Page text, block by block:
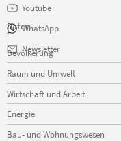
Youtube
WhatsApp
Newsletter
Daten
Navigation
überspringen
Bevölkerung
Raum und Umwelt
Wirtschaft und Arbeit
Energie
Bau- und Wohnungswesen